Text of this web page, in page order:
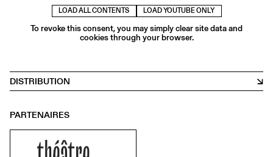
LOAD ALL CONTENTS LOAD YOUTUBE ONLY
To revoke this consent, you may simply clear site data and
cookies through your browser.
DISTRIBUTION
PARTENAIRES